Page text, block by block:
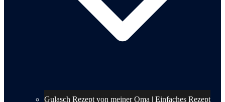
Gulasch Rezept von meiner Oma | Einfaches Rezept